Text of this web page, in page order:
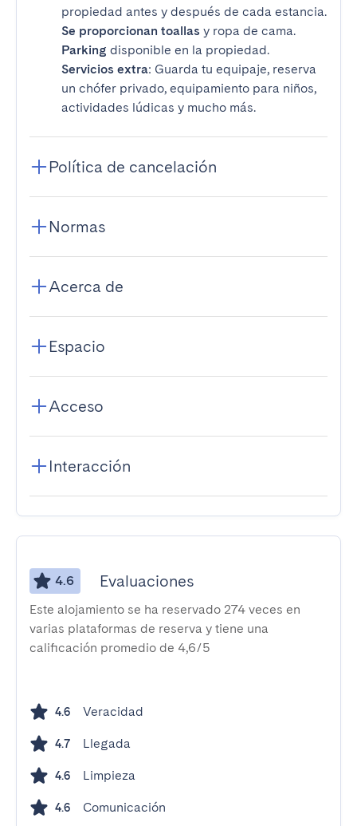
propiedad antes y después de cada estancia.
Se proporcionan toallas y ropa de cama.
Parking disponible en la propiedad.
Servicios extra: Guarda tu equipaje, reserva
un chófer privado, equipamiento para niños,
actividades lúdicas y mucho más.
Política de cancelación
Normas
Acerca de
Espacio
Acceso
Interacción
4.6 Evaluaciones
Este alojamiento se ha reservado 274 veces en
varias plataformas de reserva y tiene una
calificación promedio de 4,6/5
4.6 Veracidad
4.7 Llegada
4.6 Limpieza
4.6 Comunicación